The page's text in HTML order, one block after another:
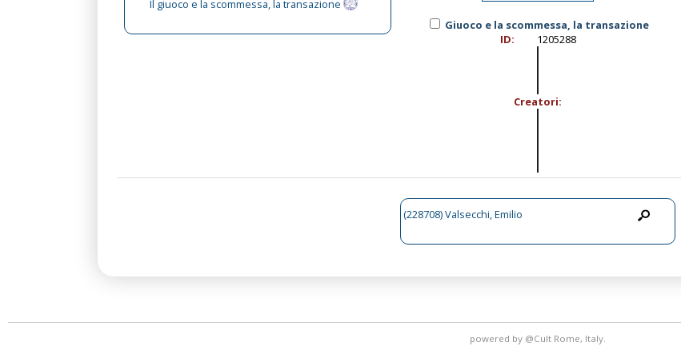
Il giuoco e la scommessa, la transazione
Giuoco e la scommessa, la transazione
ID:
1205288
Creatori:
(228708) Valsecchi, Emilio
powered by @Cult Rome, Italy.